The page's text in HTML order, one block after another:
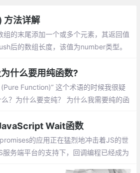
法详解
的末尾添加一个或多个元素，其返回值
后的数组长度，该值为number类型。
什么要用纯函数?
Function)” 这个术语的时候我很疑
？为什么要变纯？ 为什么我需要纯的函
Wait函数
的应用正在猛烈地冲击着JS的世
务端平台的支持下，回调编程已经成为